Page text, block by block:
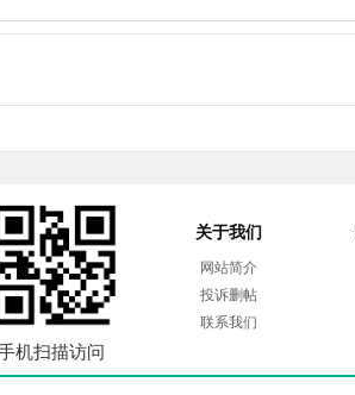
机扫描访问
关于我们
网站简介
投诉删帖
联系我们